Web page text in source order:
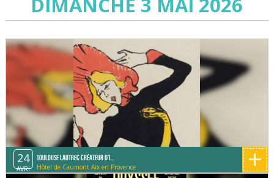
24
AVRI
Toulouse Lautrec créateur d'i...
Hôtel de Caumont Aix en Provence +